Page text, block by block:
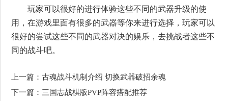
玩家可以很好的进行体验这些不同的武器升级的使
用，在游戏里面有很多的武器等你来进行选择，玩家可以
很好的尝试这些不同的武器对决的娱乐，去挑战者这些不
同的战斗吧。
上一篇：古魂战斗机制介绍 切换武器破招余魂
下一篇：三国志战棋版PVP阵容搭配推荐